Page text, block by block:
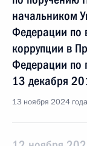
начальником
Федерации по
коррупции в
Федерации по
13 декабря
13 ноября 2024